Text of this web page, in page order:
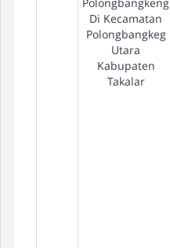
Di Kecamatan
Polongbangkeg
Utara
Kabupaten
Takalar